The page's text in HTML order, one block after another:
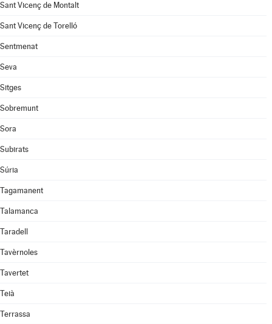
Sant Vicenç de Montalt
Sant Vicenç de Torelló
Sentmenat
Seva
Sitges
Sobremunt
Sora
Subirats
Súria
Tagamanent
Talamanca
Taradell
Tavèrnoles
Tavertet
Teià
Terrassa